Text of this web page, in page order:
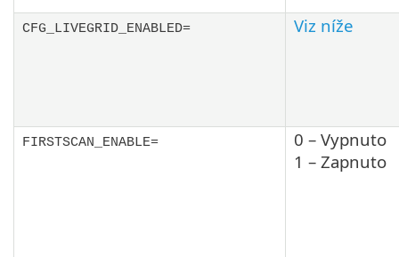
CFG_LIVEGRID_ENABLED= Viz níže
FIRSTSCAN_ENABLE=
0 – Vypnuto
1 – Zapnuto